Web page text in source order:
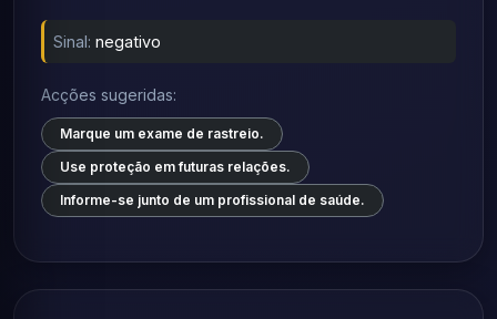
Sinal: negativo
Acções sugeridas:
Marque um exame de rastreio.
Use proteção em futuras relações.
Informe-se junto de um profissional de saúde.